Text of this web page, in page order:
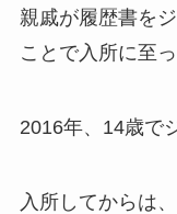
親戚が履歴書を
ことで入所に至
2016年、14歳で
入所してからは